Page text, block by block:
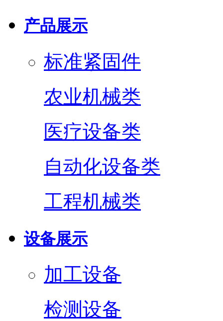
产品展示
标准紧固件
农业机械类
医疗设备类
自动化设备类
工程机械类
设备展示
加工设备
检测设备